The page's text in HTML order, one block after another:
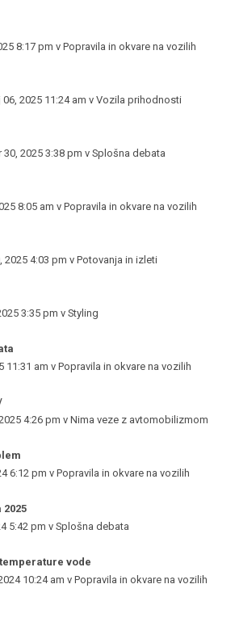
8:17 pm v Popravila in okvare na vozilih
06, 2025 11:24 am vVozila prihodnosti
30, 2025 3:38 pm vSplošna debata
8:05 am v Popravila in okvare na vozilih
2025 4:03 pm vPotovanja in izleti
3:35 pm v Styling
11:31 am vPopravila in okvare na vozilih
4:26 pm v Nima veze z avtomobilizmom
6:12 pm v Popravila in okvare na vozilih
5:42 pm v Splošna debata
vode
10:24 am vPopravila in okvare na vozilih